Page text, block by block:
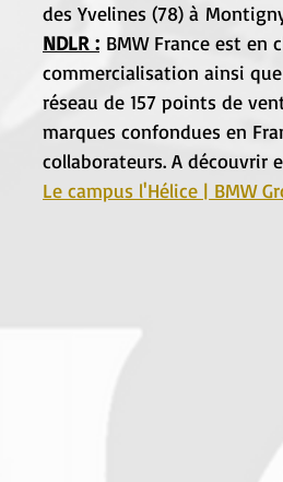
des Yvelines (78) à
NDLR : BMW France est en
commercialisation ainsi que
réseau de 157 points de
marques confondues en
collaborateurs. A découvrir
Le campus l'Hélice | BMW